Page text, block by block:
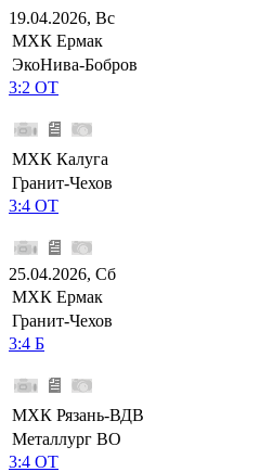
19.04.2026, Вс
МХК Ермак
ЭкоНива-Бобров
3:2 ОТ
МХК Калуга
Гранит-Чехов
3:4 ОТ
25.04.2026, Сб
МХК Ермак
Гранит-Чехов
3:4 Б
МХК Рязань-ВДВ
Металлург ВО
3:4 ОТ